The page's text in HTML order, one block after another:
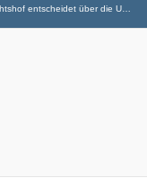
Bundesgerichtshof entscheidet über die Unzulässigkeit von Vertragsstrafen und vertragsstrafenähnlichen Klauseln zur Durchsetzung einer elterlichen Umgangsvereinbarung